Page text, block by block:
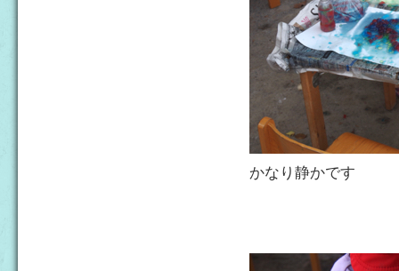
かなり静かです